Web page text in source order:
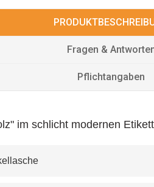
Fragen &
Pflichtangaben
im schlicht modernen